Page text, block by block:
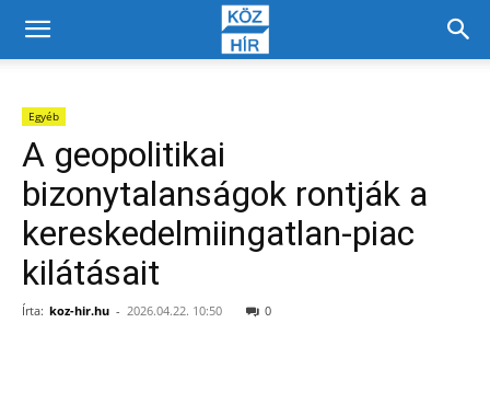
Egyéb
A geopolitikai
bizonytalanságok rontják a
kereskedelmiingatlan-piac
kilátásait
Írta: koz-hir.hu - 2026.04.22. 10:50 0